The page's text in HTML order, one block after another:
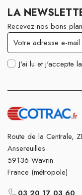
LA
Recevez nos bons
J'ai lu et j'accepte la
Route de la Centrale,
Ansereuilles
59136 Wavrin
France (métropole)